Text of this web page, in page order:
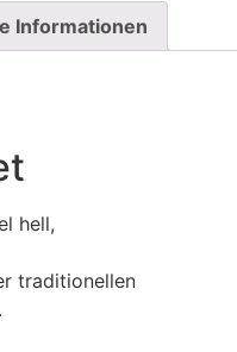
Informationen
hell,
traditionellen